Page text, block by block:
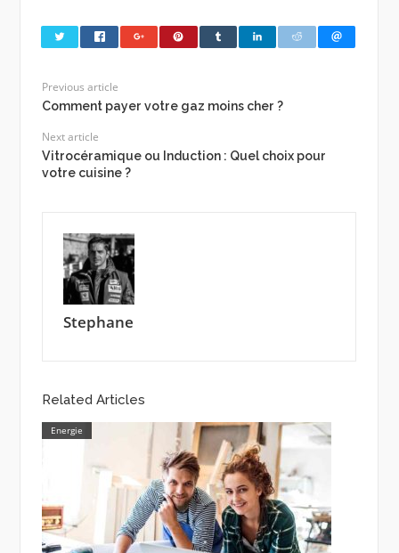
Previous article
Comment payer votre gaz moins cher ?
Next article
Vitrocéramique ou Induction : Quel choix pour
votre cuisine ?
Stephane
Related Articles
Energie